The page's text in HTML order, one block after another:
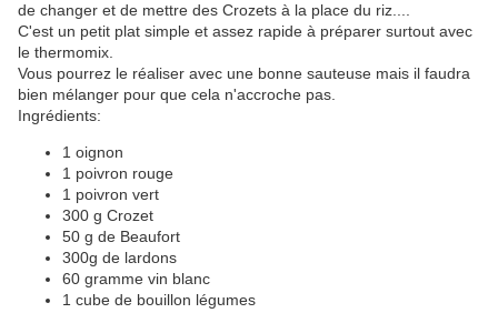
de changer et de mettre des Crozets à la place du riz....
C'est un petit plat simple et assez rapide à préparer surtout avec
le thermomix.
Vous pourrez le réaliser avec une bonne sauteuse mais il faudra
bien mélanger pour que cela n'accroche pas.
Ingrédients:
1 oignon
1 poivron rouge
1 poivron vert
300 g Crozet
50 g de Beaufort
300g de lardons
60 gramme vin blanc
1 cube de bouillon légumes